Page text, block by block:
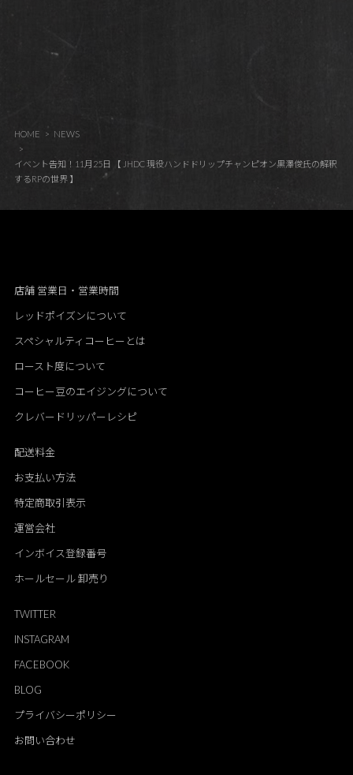
HOME NEWS
イベント告知！11月25日 【 JHDC 現役ハンドドリップチャンピオン黒澤俊氏の解釈
するRPの世界 】
店舗 営業日・営業時間
レッドポイズンについて
スペシャルティコーヒーとは
ロースト度について
コーヒー豆のエイジングについて
クレバードリッパーレシピ
配送料金
お支払い方法
特定商取引表示
運営会社
インボイス登録番号
ホールセール 卸売り
TWITTER
INSTAGRAM
FACEBOOK
BLOG
プライバシーポリシー
お問い合わせ